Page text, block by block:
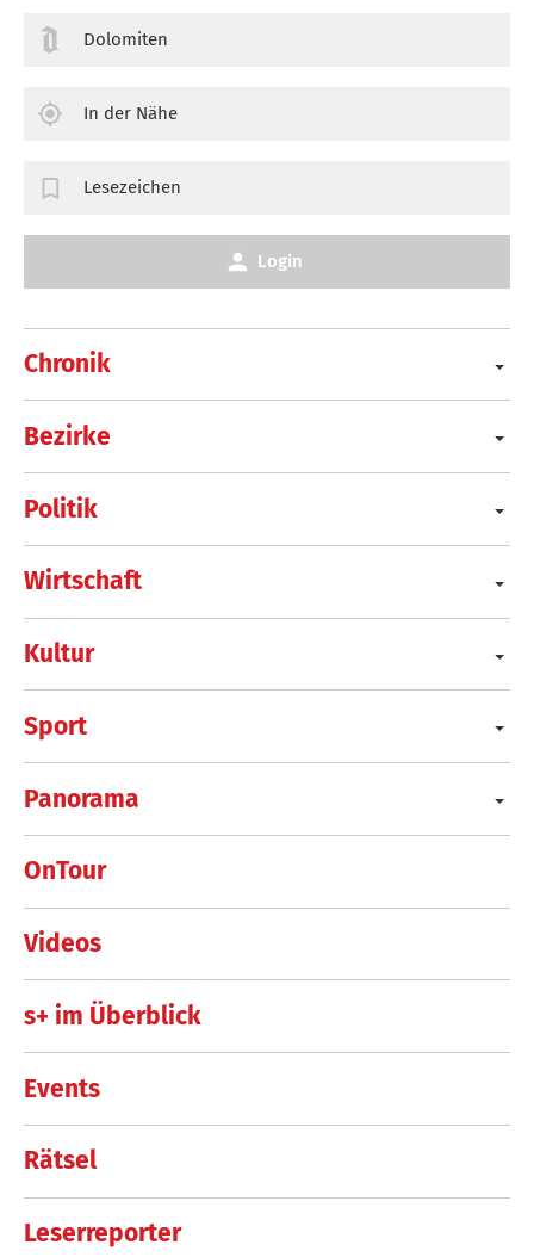
Chronik
Bezirke
Politik
Wirtschaft
Kultur
Sport
Panorama
OnTour
Videos
s+ im Überblick
Events
Rätsel
Leserreporter
Dolomiten
In der Nähe
Lesezeichen
Login